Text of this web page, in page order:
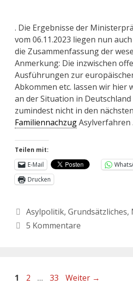
. Die Ergebnisse der
vom 06.11.2023 liegen nun
die Zusammenfassung der
Anmerkung: Die inzwischen
Ausführungen zur
Abkommen etc. lassen wir hier
an der Situation in Deutschland
zumindest nicht in den
FamiliennachzugAsylverfahren
Teilen mit:
E-Mail
Drucken
Asylpolitik, Grundsätzliches,
5 Kommentare
1 2 … 33 Weiter →